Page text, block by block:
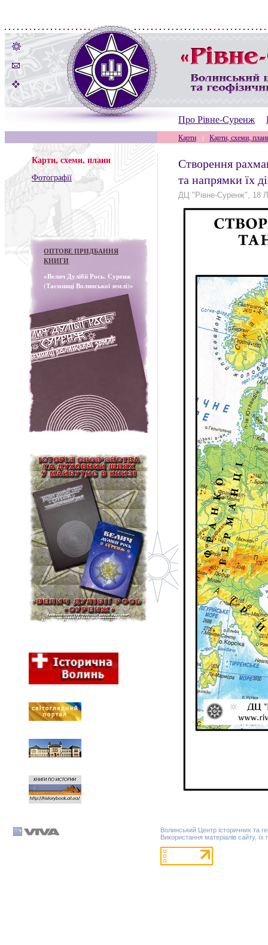
Про Рівне-Суренж
Карти | Карти, схеми,
Карти, схеми, плани
Фотографії
ОПТОВЕ ПРИДБАННЯ
КНИГИ
«Велич Дулібії Рось. Суренж
(Таємниці Волинської землі)»
Створення
та напрямки їх
ДЦ "Рівне-Суренж", 18
Волинський Центр історичних та
Використання матеріалів сайту,